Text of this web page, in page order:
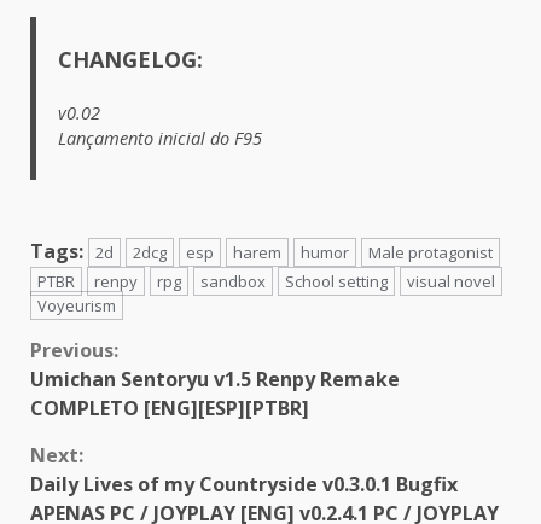
CHANGELOG:
v0.02
Lançamento inicial do F95
Tags: 2d 2dcg esp harem humor
Male protagonist
PTBR
renpy rpg sandbox School setting
visual novel
Voyeurism
Continue
Reading
Previous:
Umichan Sentoryu v1.5 Renpy Remake
COMPLETO [ENG][ESP][PTBR]
Next:
Daily Lives of my Countryside v0.3.0.1 Bugfix
APENAS PC / JOYPLAY [ENG] v0.2.4.1 PC / JOYPLAY